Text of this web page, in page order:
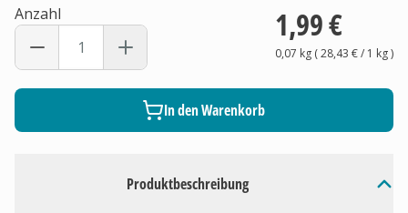
Produktbeschreibung
Anzahl 1,99 €
0,07 kg(28,43 €/ 1 kg)
In den Warenkorb